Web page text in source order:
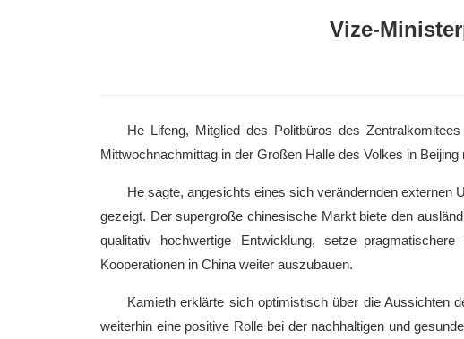
Vize-
He Lifeng, Mitglied des Politbüros des
Mittwochnachmittag in der Großen Halle des Volkes in
He sagte, angesichts eines sich verändernden externen
gezeigt. Der supergroße chinesische Markt biete den
qualitativ hochwertige Entwicklung, setze
Kooperationen in China weiter auszubauen.
Kamieth erklärte sich optimistisch über die Aussichten
weiterhin eine positive Rolle bei der nachhaltigen und